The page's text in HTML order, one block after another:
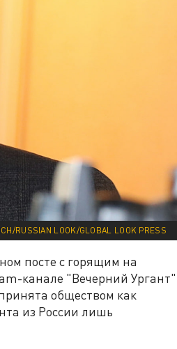
RUSSIAN LOOK/GLOBAL LOOK PRESS
посте с горящим на
канале "Вечерний Ургант"
обществом как
из России лишь